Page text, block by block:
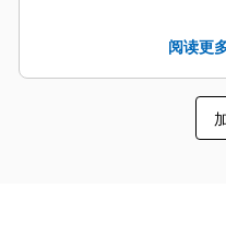
铲
销
使
间。
此
阅读更